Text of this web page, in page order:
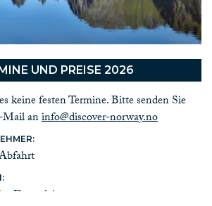
UND PREISE 2026
keine festen Termine. Bitte senden Sie
Mail aninfo@discover-norway.no
Doppelzimmer